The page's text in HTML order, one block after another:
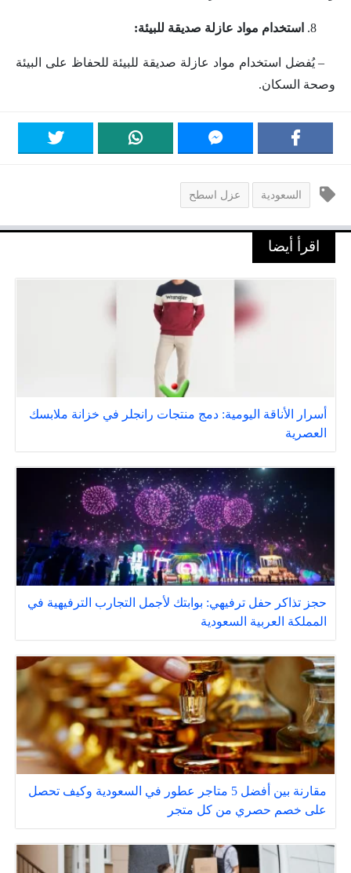
استخدام مواد عازلة صديقة للبيئة:
– يُفضل استخدام مواد عازلة صديقة للبيئة للحفاظ على البيئة
وصحة السكان.
السعودية عزل اسطح
اقرأ أيضا
أسرار الأناقة اليومية: دمج منتجات رانجلر في خزانة ملابسك
العصرية
حجز تذاكر حفل ترفيهي: بوابتك لأجمل التجارب الترفيهية في
المملكة العربية السعودية
مقارنة بين أفضل 5 متاجر عطور في السعودية وكيف تحصل
على خصم حصري من كل متجر